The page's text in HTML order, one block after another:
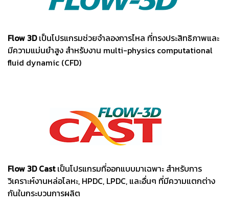
Flow 3Dเป็นโปรแกรมช่วยจำลองการไหล ที่ทรงประสิทธิภาพและ
มีความแม่นยำสูง สำหรับงาน multi-physics computational
fluid dynamic (CFD)
Flow 3D Castเป็นโปรแกรมที่ออกแบบมาเฉพาะ สำหรับการ
วิเคราะห์งานหล่อโลหะ, HPDC, LPDC, และอื่นๆ ที่มีความแตกต่าง
กันในกระบวนการผลิต